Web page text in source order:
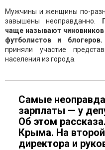
Мужчины и женщины по-
завышены неоправданно.
чаще называют
футболистов и блогеров.
приняли участие
населения из города.
Самые
зарплаты — у
Об этом
Крыма. На
директора и